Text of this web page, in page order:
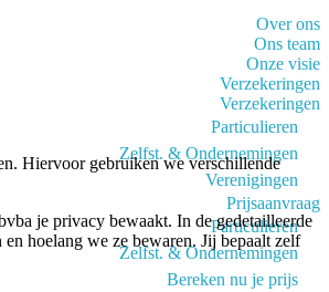
Over ons
Ons team
Onze visie
Verzekeringen
Verzekeringen
Particulieren
Zelfst. & Ondernemingen
Verenigingen
Prijsaanvraag
Particulieren
Zelfst. & Ondernemingen
Bereken nu je prijs
Hiervoor gebruiken we verschillende
je privacy bewaakt. In de gedetailleerde
hoelang we ze bewaren. Jij bepaalt zelf